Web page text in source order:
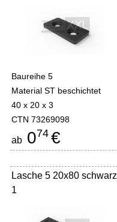
Baureihe 5
Material ST beschichtet
40 x 20 x 3
CTN 73269098
ab 074 €
Lasche 5 20x80 schwarz
1